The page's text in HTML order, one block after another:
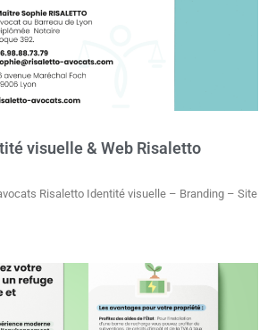
visuelle & Web Risaletto
Risaletto Identité visuelle – Branding – Site